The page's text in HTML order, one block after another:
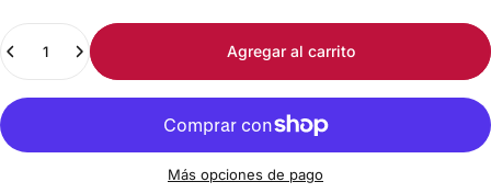
Cantidad
Agregar al carrito
Más opciones de pago